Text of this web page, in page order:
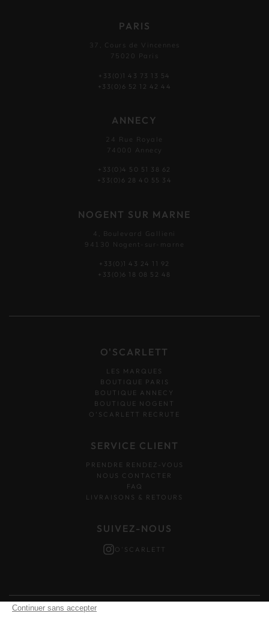
PARIS
37, Cours de Vincennes
75020 Paris
+33(0)1 43 73 13 54
+33(0)6 52 12 42 44
ANNECY
24 Rue Royale
74000 Annecy
+33(0)4 50 51 38 62
+33(0)6 28 40 55 34
NOGENT SUR MARNE
4, Boulevard Gallieni
94130 Nogent-sur-marne
+33(0)1 43 24 11 92
+33(0)6 18 08 52 48
O'SCARLETT
LES MARQUES
BOUTIQUE PARIS
BOUTIQUE ANNECY
BOUTIQUE NOGENT
O’SCARLETT RECRUTE
SERVICE CLIENT
PRENDRE RENDEZ-VOUS
NOUS CONTACTER
FAQ
LIVRAISONS & RETOURS
SUIVEZ-NOUS
O'SCARLETT